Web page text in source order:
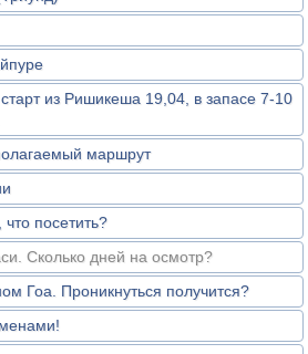
из Ришикеша 19,04, в запасе 7-10
маршрут
посетить?
Сколько дней на осмотр?
Гоа. Проникнуться получится?